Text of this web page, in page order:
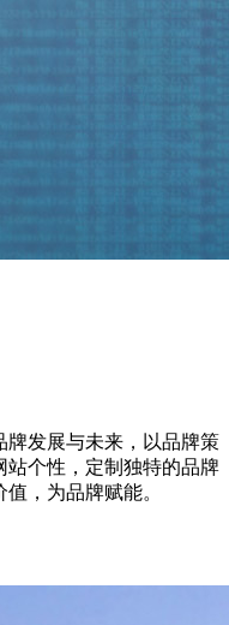
牌发展与未来，以品牌策
站个性，定制独特的品牌
，为品牌赋能。